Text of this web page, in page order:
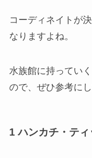
コーディネイトが
なりますよね。
水族館に持ってい
ので、ぜひ参考に
1 ハンカチ・ティ